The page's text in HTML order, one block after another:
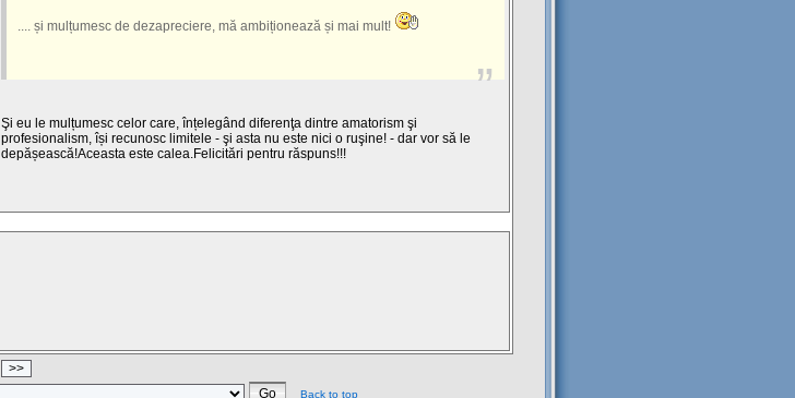
.... și mulțumesc de dezapreciere, mă ambiționează și mai mult!
Şi eu le mulțumesc celor care, înțelegând diferenţa dintre amatorism şi
profesionalism, își recunosc limitele - şi asta nu este nici o ruşine! - dar vor să le
depășească!Aceasta este calea.Felicitări pentru răspuns!!!
>>
Back to top